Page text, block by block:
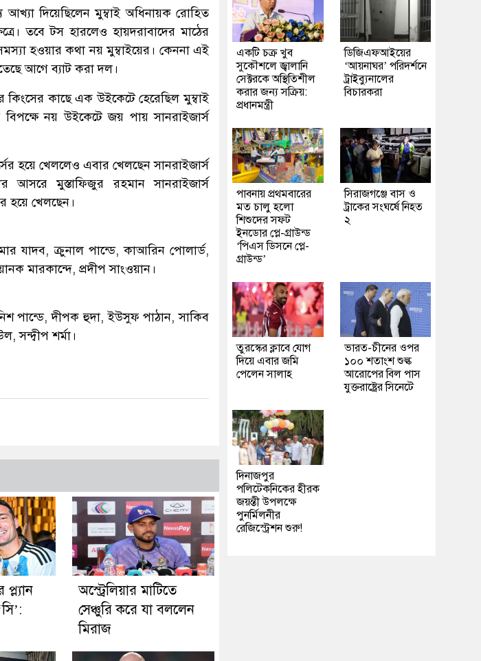
দিয়েছিলেন মুম্বাই অধিনায়ক রোহিত
তবে টস হারলেও হায়দরাবাদের মাঠের
হওয়ার কথা নয় মুম্বাইয়ের। কেননা এই
আগে ব্যাট করা দল।
কিংসের কাছে এক উইকেটে হেরেছিল মুম্বাই
নয় উইকেটে জয় পায় সানরাইজার্স
হয়ে খেললেও এবার খেলছেন সানরাইজার্স
মুস্তাফিজুর রহমান সানরাইজার্স
হয়ে খেলছেন।
যাদব, ক্রুনাল পান্ডে, কাআরিন পোলার্ড,
মারকান্দে, প্রদীপ সাংওয়ান।
পান্ডে, দীপক হুদা, ইউসুফ পাঠান, সাকিব
সন্দ্বীপ শর্মা।
অস্ট্রেলিয়ার মাটিতে
সেঞ্চুরি করে যা বললেন
মিরাজ
একটি চক্র খুব
সুকৌশলে জ্বালানি
সেক্টরকে অস্থিতিশীল
করার জন্য সক্রিয়:
প্রধানমন্ত্রী
ডিজিএফআইয়ের
‘আয়নাঘর’ পরিদর্শনে
ট্রাইব্যুনালের
বিচারকরা
পাবনায় প্রথমবারের
মত চালু হলো
শিশুদের সফট
ইনডোর প্লে-গ্রাউন্ড
‘পিএস ডিসনে প্লে-
গ্রাউন্ড’
সিরাজগঞ্জে বাস ও
ট্রাকের সংঘর্ষে নিহত
২
তুরস্কের ক্লাবে যোগ
দিয়ে এবার জমি
পেলেন সালাহ
ভারত-চীনের ওপর
১০০ শতাংশ শুল্ক
আরোপের বিল পাস
যুক্তরাষ্ট্রের সিনেটে
দিনাজপুর
পলিটেকনিকের হীরক
জয়ন্তী উপলক্ষে
পুনর্মিলনীর
রেজিস্ট্রেশন শুরু!